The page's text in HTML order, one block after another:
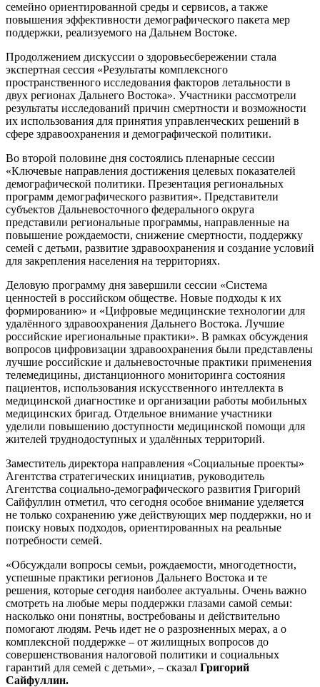
семейно ориентированной среды и сервисов, а также
повышения эффективности демографического пакета мер
поддержки, реализуемого на Дальнем Востоке.
Продолжением дискуссии о здоровьесбережении стала
экспертная сессия «Результаты комплексного
пространственного исследования факторов летальности в
двух регионах Дальнего Востока». Участники рассмотрели
результаты исследований причин смертности и возможности
их использования для принятия управленческих решений в
сфере здравоохранения и демографической политики.
Во второй половине дня состоялись пленарные сессии
«Ключевые направления достижения целевых показателей
демографической политики. Презентация региональных
программ демографического развития». Представители
субъектов Дальневосточного федерального округа
представили региональные программы, направленные на
повышение рождаемости, снижение смертности, поддержку
семей с детьми, развитие здравоохранения и создание условий
для закрепления населения на территориях.
Деловую программу дня завершили сессии «Система
ценностей в российском обществе. Новые подходы к их
формированию» и «Цифровые медицинские технологии для
удалённого здравоохранения Дальнего Востока. Лучшие
российские ирегиональные практики». В рамках обсуждения
вопросов цифровизации здравоохранения были представлены
лучшие российские и дальневосточные практики применения
телемедицины, дистанционного мониторинга состояния
пациентов, использования искусственного интеллекта в
медицинской диагностике и организации работы мобильных
медицинских бригад. Отдельное внимание участники
уделили повышению доступности медицинской помощи для
жителей труднодоступных и удалённых территорий.
Заместитель директора направления «Социальные проекты»
Агентства стратегических инициатив, руководитель
Агентства социально-демографического развития Григорий
Сайфуллин отметил, что сегодня особое внимание уделяется
не только сохранению уже действующих мер поддержки, но и
поиску новых подходов, ориентированных на реальные
потребности семей.
«Обсуждали вопросы семьи, рождаемости, многодетности,
успешные практики регионов Дальнего Востока и те
решения, которые сегодня наиболее актуальны. Очень важно
смотреть на любые меры поддержки глазами самой семьи:
насколько они понятны, востребованы и действительно
помогают людям. Речь идет не о разрозненных мерах, а о
комплексной поддержке – от жилищных вопросов до
совершенствования налоговой политики и социальных
гарантий для семей с детьми», – сказал Григорий
Сайфуллин.